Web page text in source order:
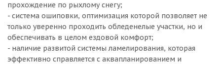
прохождение по рыхлому снегу;
- система ошиповки, оптимизация которой позволяет не
только уверенно проходить обледенелые участки, но и
обеспечивать в целом ездовой комфорт;
- наличие развитой системы ламелирования, которая
эффективно справляется с аквапланированием и